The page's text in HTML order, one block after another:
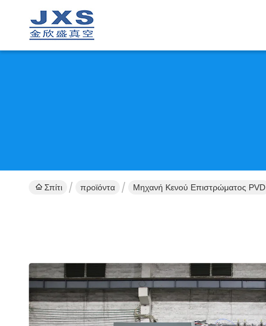
Σπίτι προϊόντα Μηχανή Κενού Επιστρώματος PVD